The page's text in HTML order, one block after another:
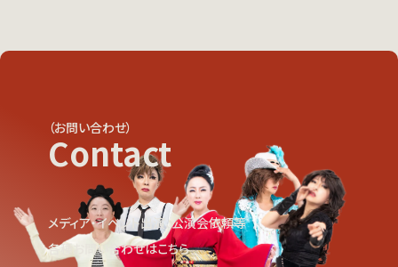
（お問い合わせ）
Contact
メディア・イベント出演、公演会依頼等
各種お問い合わせはこちら